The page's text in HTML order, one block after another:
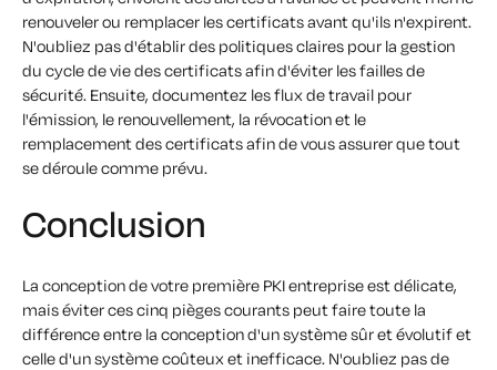
renouveler ou remplacer les certificats avant qu'ils n'expirent.
N'oubliez pas d'établir des politiques claires pour la gestion
du cycle de vie des certificats afin d'éviter les failles de
sécurité. Ensuite, documentez les flux de travail pour
l'émission, le renouvellement, la révocation et le
remplacement des certificats afin de vous assurer que tout
se déroule comme prévu.
Conclusion
La conception de votre première PKI entreprise est délicate,
mais éviter ces cinq pièges courants peut faire toute la
différence entre la conception d'un système sûr et évolutif et
celle d'un système coûteux et inefficace. N'oubliez pas de